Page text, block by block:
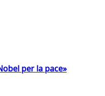
per la pace»